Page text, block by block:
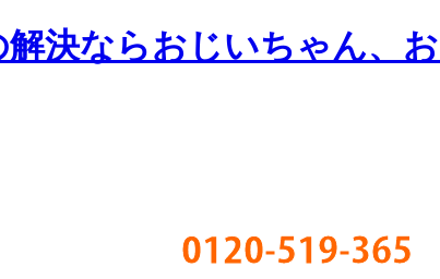
決ならおじいちゃん、
0120-519-365